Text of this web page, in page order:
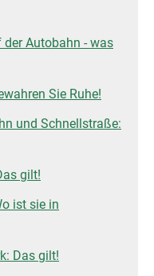
Autobahn - was
Sie Ruhe!
und Schnellstraße:
gilt!
ist sie in
Das gilt!